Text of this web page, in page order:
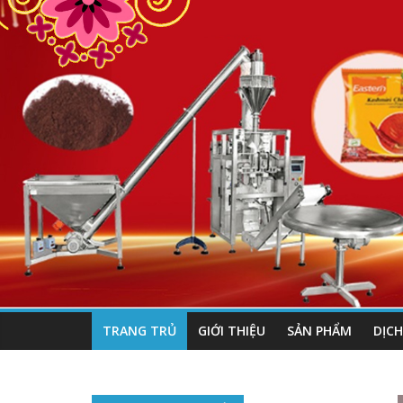
TRANG TRỦ GIỚI THIỆU SẢN PHẨM